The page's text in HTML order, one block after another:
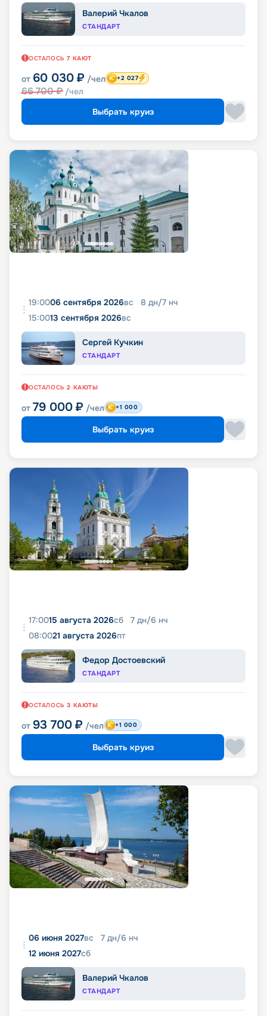
Валерий Чкалов
СТАНДАРТ
ОСТАЛОСЬ 7 КАЮТ
от 60 030 ₽ /чел
66 700₽ /чел
+2 027
Выбрать круиз
19:0006 сентября 2026вс 8 дн/7 нч
15:0013 сентября 2026вс
Сергей Кучкин
СТАНДАРТ
ОСТАЛОСЬ 2 КАЮТЫ
от 79 000 ₽ /чел +1 000
Выбрать круиз
17:0015 августа 2026сб 7 дн/6 нч
08:0021 августа 2026пт
Федор Достоевский
СТАНДАРТ
ОСТАЛОСЬ 3 КАЮТЫ
от 93 700 ₽ /чел +1 000
Выбрать круиз
06 июня 2027вс 7 дн/6 нч
12 июня 2027сб
Валерий Чкалов
СТАНДАРТ